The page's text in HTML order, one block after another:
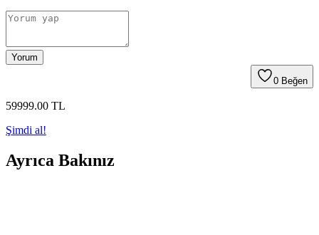
Yorum
0 Beğen
59999.00 TL
Şimdi al!
Ayrıca Bakınız